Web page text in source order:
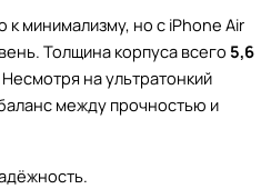
минимализму, но с iPhone Air
Толщина корпуса всего 5,6
на ультратонкий
между прочностью и